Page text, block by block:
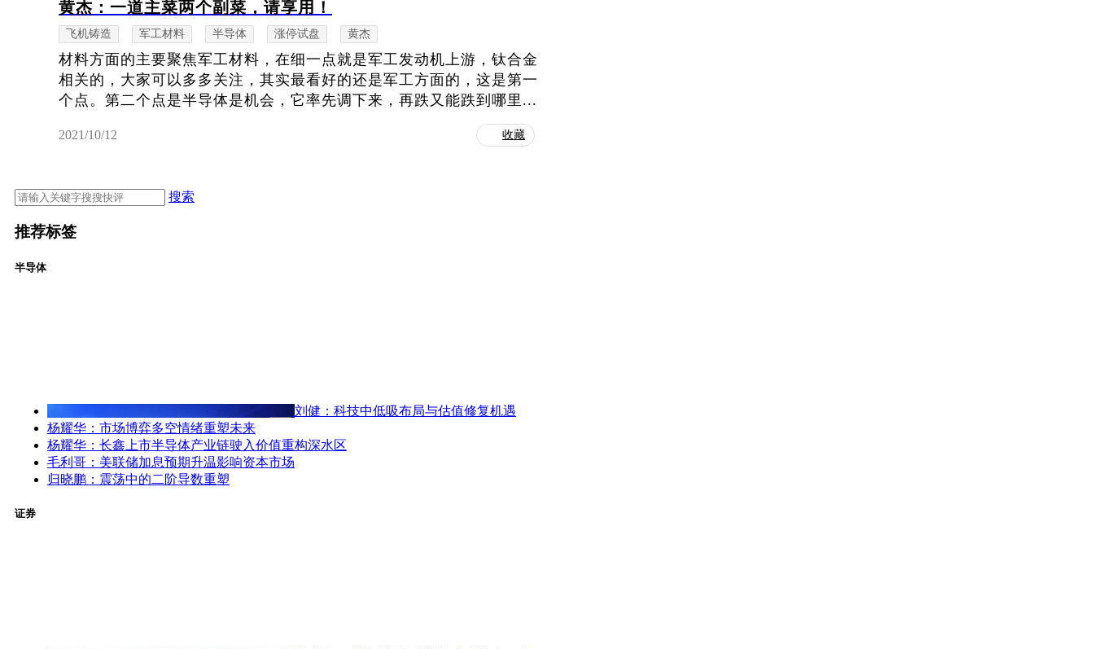
黄杰：一道主菜两个副菜，请享用！
飞机铸造 军工材料 半导体 涨停试盘 黄杰
材料方面的主要聚焦军工材料，在细一点就是军工发动机上游，钛合金
相关的，大家可以多多关注，其实最看好的还是军工方面的，这是第一
个点。第二个点是半导体是机会，它率先调下来，再跌又能跌到哪里...
2021/10/12 收藏
搜索
推荐标签
半导体
刘健：科技中低吸布局与估值修复机遇
杨耀华：市场博弈多空情绪重塑未来
杨耀华：长鑫上市半导体产业链驶入价值重构深水区
毛利哥：美联储加息预期升温影响资本市场
归晓鹏：震荡中的二阶导数重塑
证券